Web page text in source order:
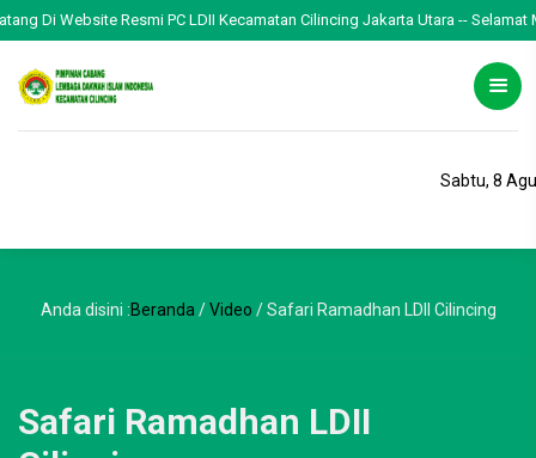
Di Website Resmi PC LDII Kecamatan Cilincing Jakarta Utara -- Selamat
Sabtu, 8
Anda disini :Beranda /Video /Safari Ramadhan LDII Cilincing
Safari Ramadhan LDII